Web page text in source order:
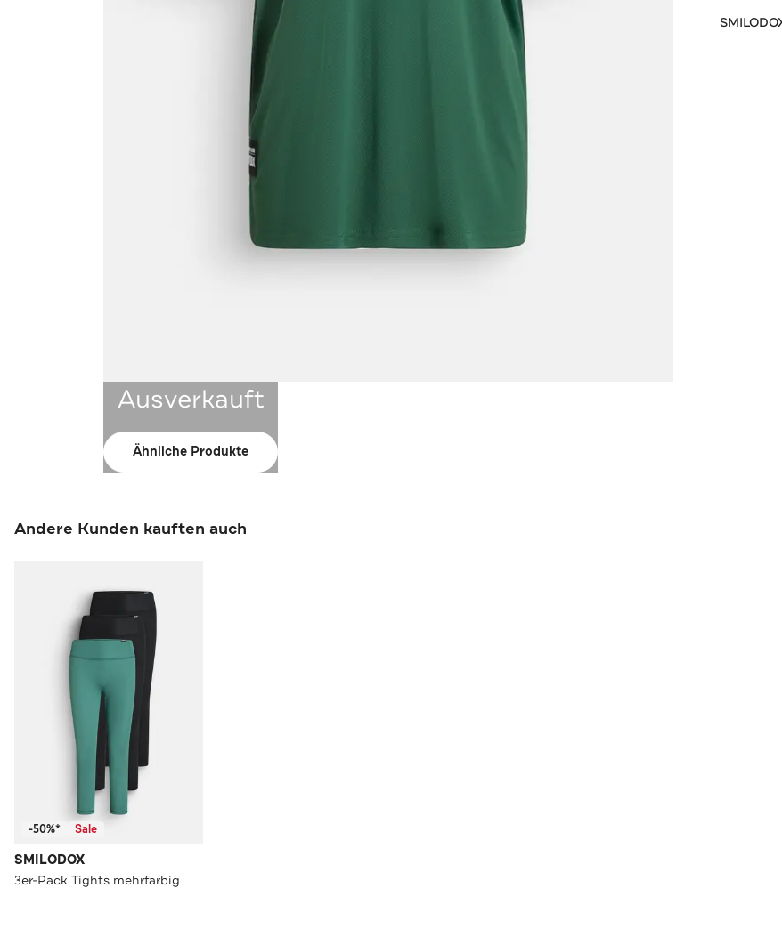
Ausverkauft
Ähnliche Produkte
Andere Kunden kauften auch
-50%* Sale
SMILODOX
3er-Pack Tights mehrfarbig